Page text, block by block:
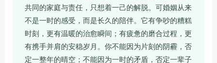
共同的家庭与责任，只想着一己的解脱。可婚姻从来
不是一时的感受，而是长久的陪伴。它有争吵的糟糕
时刻，更有温暖的治愈瞬间；有疲惫的磨合过程，更
有携手并肩的安稳岁月。你不能因为片刻的阴霾，否
定一整年的晴空；不能因为一时的矛盾，否定一辈子